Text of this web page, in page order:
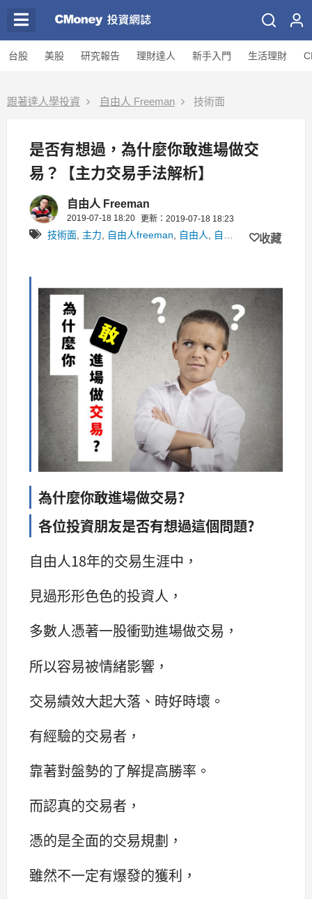
台股 美股 研究報告 理財達人 新手入門 生活理財
跟著達人學投資 自由人 Freeman 技術面
是否有想過，為什麼你敢進場做交
易？【主力交易手法解析】
自由人 Freeman
2019-07-18 18:20 更新：2019-07-18 18:23
技術面 主力 自由人freeman 自由人 自由人當沖交易學園 收藏
為什麼你敢進場做交易?
各位投資朋友是否有想過這個問題?
自由人18年的交易生涯中，
見過形形色色的投資人，
多數人憑著一股衝勁進場做交易，
所以容易被情緒影響，
交易績效大起大落、時好時壞。
有經驗的交易者，
靠著對盤勢的了解提高勝率。
而認真的交易者，
憑的是全面的交易規劃，
雖然不一定有爆發的獲利，